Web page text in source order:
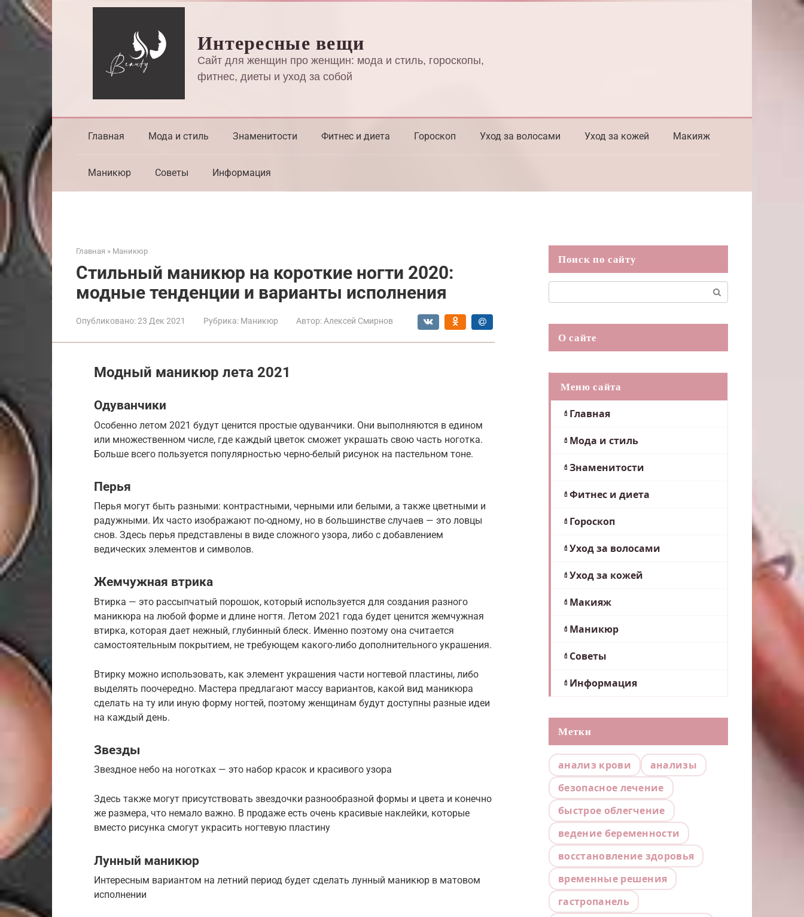
Перейти
к
контенту
Интересные вещи
Сайт для женщин про женщин: мода и стиль, гороскопы,
фитнес, диеты и уход за собой
Главная Мода и стиль Знаменитости Фитнес и диета Гороскоп Уход за волосами Уход за кожей Макияж
Маникюр Советы Информация
Главная » Маникюр
Стильный маникюр на короткие ногти 2020:
модные тенденции и варианты исполнения
Опубликовано:23 Дек 2021 Рубрика: Маникюр Автор: Алексей Смирнов
Модный маникюр лета 2021
Одуванчики
Особенно летом 2021 будут ценится простые одуванчики. Они выполняются в едином
или множественном числе, где каждый цветок сможет украшать свою часть ноготка.
Больше всего пользуется популярностью черно-белый рисунок на пастельном тоне.
Перья
Перья могут быть разными: контрастными, черными или белыми, а также цветными и
радужными. Их часто изображают по-одному, но в большинстве случаев — это ловцы
снов. Здесь перья представлены в виде сложного узора, либо с добавлением
ведических элементов и символов.
Жемчужная втрика
Втирка — это рассыпчатый порошок, который используется для создания разного
маникюра на любой форме и длине ногтя. Летом 2021 года будет ценится жемчужная
втирка, которая дает нежный, глубинный блеск. Именно поэтому она считается
самостоятельным покрытием, не требующем какого-либо дополнительного украшения.
Втирку можно использовать, как элемент украшения части ногтевой пластины, либо
выделять поочередно. Мастера предлагают массу вариантов, какой вид маникюра
сделать на ту или иную форму ногтей, поэтому женщинам будут доступны разные идеи
на каждый день.
Звезды
Звездное небо на ноготках — это набор красок и красивого узора
Здесь также могут присутствовать звездочки разнообразной формы и цвета и конечно
же размера, что немало важно. В продаже есть очень красивые наклейки, которые
вместо рисунка смогут украсить ногтевую пластину
Лунный маникюр
Интересным вариантом на летний период будет сделать лунный маникюр в матовом
исполнении
Поиск по сайту
О сайте
Меню сайта
Главная
Мода и стиль
Знаменитости
Фитнес и диета
Гороскоп
Уход за волосами
Уход за кожей
Макияж
Маникюр
Советы
Информация
Метки
анализ крови
анализы
безопасное лечение
быстрое облегчение
ведение беременности
восстановление здоровья
временные решения
гастропанель